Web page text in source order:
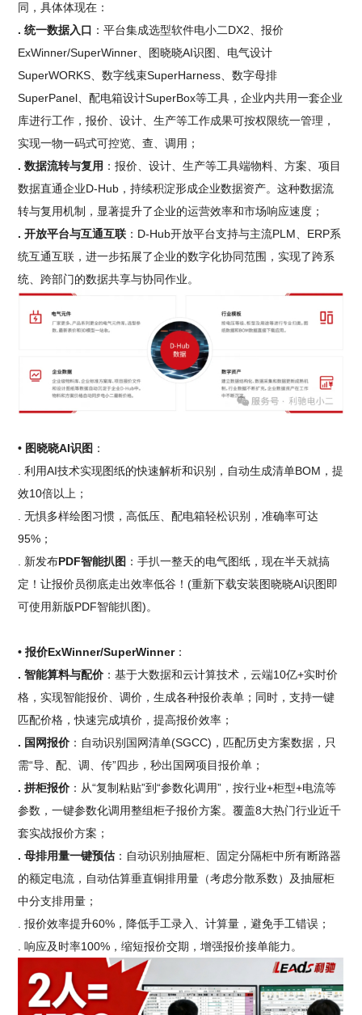
同，具体体现在：
. 统一数据入口 ：平台集成选型软件电小二DX2、报价
ExWinner/SuperWinner、图晓晓AI识图、电气设计
SuperWORKS、数字线束SuperHarness、数字母排
SuperPanel、配电箱设计SuperBox等工具，企业内共用一套企业
库进行工作，报价、设计、生产等工作成果可按权限统一管理，
实现一物一码式可控览、查、调用；
. 数据流转与复用 ：报价、设计、生产等工具端物料、方案、项目
数据直通企业D-Hub，持续积淀形成企业数据资产。这种数据流
转与复用机制，显著提升了企业的运营效率和市场响应速度；
. 开放平台与互通互联 ：D-Hub开放平台支持与主流PLM、ERP系
统互通互联，进一步拓展了企业的数字化协同范围，实现了跨系
统、跨部门的数据共享与协同作业。
• 图晓晓AI识图 ：
. 利用AI技术实现图纸的快速解析和识别，自动生成清单BOM，提
效10倍以上；
. 无惧多样绘图习惯，高低压、配电箱轻松识别，准确率可达
95%；
. 新发布PDF智能扒图 ：手扒一整天的电气图纸，现在半天就搞
定！让报价员彻底走出效率低谷！(重新下载安装图晓晓AI识图即
可使用新版PDF智能扒图)。
• 报价ExWinner/SuperWinner：
. 智能算料与配价 ：基于大数据和云计算技术，云端10亿+实时价
格，实现智能报价、调价，生成各种报价表单；同时，支持一键
匹配价格，快速完成填价，提高报价效率；
. 国网报价 ：自动识别国网清单(SGCC)，匹配历史方案数据，只
需“导、配、调、传”四步，秒出国网项目报价单；
. 拼柜报价 ：从“复制粘贴”到“参数化调用”，按行业+柜型+电流等
参数，一键参数化调用整组柜子报价方案。覆盖8大热门行业近千
套实战报价方案；
. 母排用量一键预估 ：自动识别抽屉柜、固定分隔柜中所有断路器
的额定电流，自动估算垂直铜排用量（考虑分散系数）及抽屉柜
中分支排用量；
. 报价效率提升60%，降低手工录入、计算量，避免手工错误；
. 响应及时率100%，缩短报价交期，增强报价接单能力。